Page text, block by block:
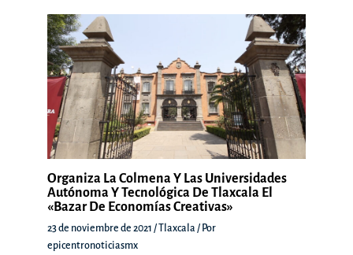
Organiza La Colmena Y Las Universidades
Autónoma Y Tecnológica De Tlaxcala El
«Bazar De Economías Creativas»
23 de noviembre de 2021 / Tlaxcala / Por
epicentronoticiasmx